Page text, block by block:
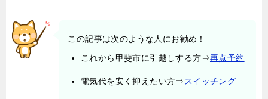
この記事は次のような人にお勧め！
これから甲斐市に引越しする方⇒再点予約
電気代を安く抑えたい方⇒ スイッチング